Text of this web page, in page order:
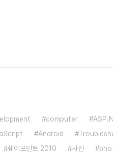
computer
Android
쉐어포인트 2010 사진